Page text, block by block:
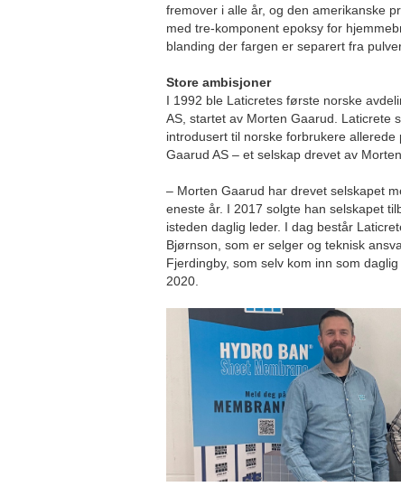
fremover i alle år, og den amerikanske
med tre-komponent epoksy for
blanding der fargen er separert fra
Store ambisjoner
I 1992 ble Laticretes første norske
AS, startet av Morten Gaarud. Laticrete
introdusert til norske forbrukere allerede
Gaarud AS – et selskap drevet av
– Morten Gaarud har drevet selskapet
eneste år. I 2017 solgte han selskapet
isteden daglig leder. I dag består
Bjørnson, som er selger og teknisk
Fjerdingby, som selv kom inn som
2020.